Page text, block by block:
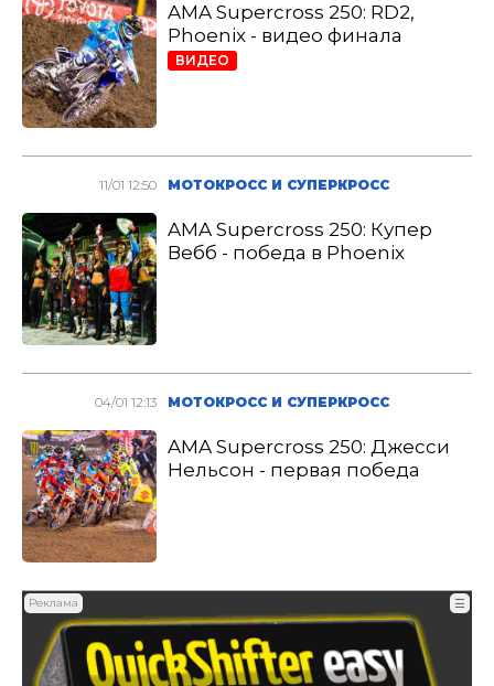
AMA Supercross 250: RD2,
Phoenix - видео финала
ВИДЕО
11/01 12:50 МОТОКРОСС И СУПЕРКРОСС
AMA Supercross 250: Купер
Вебб - победа в Phoenix
04/01 12:13 МОТОКРОСС И СУПЕРКРОСС
AMA Supercross 250: Джесси
Нельсон - первая победа
Реклама ☰